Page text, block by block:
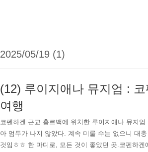
2025/05/19 (1)
(12) 루이지애나 뮤지엄 :
여행
코펜하겐 근교 훔르백에 위치한 루이지애나 뮤지
아 엄두가 나지 않았다. 계속 미룰 수는 없으니 대
것임ㅎㅎ 한 마디로, 모든 것이 좋았던 곳.코펜하